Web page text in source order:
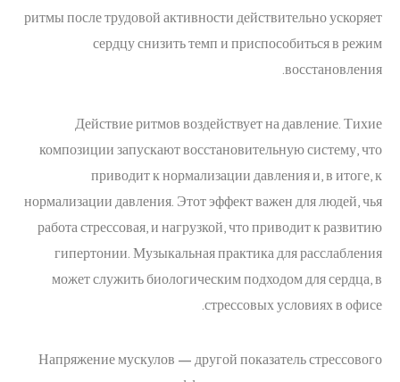
ритмы после трудовой активности действительно ускоряет
сердцу снизить темп и приспособиться в режим
восстановления.
Действие ритмов воздействует на давление. Тихие
композиции запускают восстановительную систему, что
приводит к нормализации давления и, в итоге, к
нормализации давления. Этот эффект важен для людей, чья
работа стрессовая, и нагрузкой, что приводит к развитию
гипертонии. Музыкальная практика для расслабления
может служить биологическим подходом для сердца, в
стрессовых условиях в офисе.
Напряжение мускулов — другой показатель стрессового